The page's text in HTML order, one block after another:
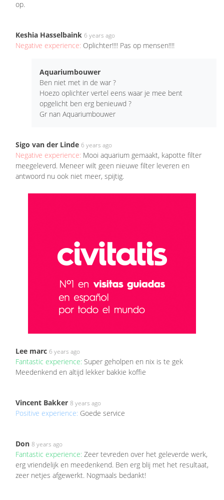
op.
Keshia Hasselbaink 6 years ago
Negative experience: Oplichter!!!! Pas op mensen!!!!
Aquariumbouwer
Ben niet met in de war ?
Hoezo oplichter vertel eens waar je mee bent
opgelicht ben erg benieuwd ?
Gr nan Aquariumbouwer
Sigo van der Linde 6 years ago
Negative experience: Mooi aquarium gemaakt, kapotte filter
meegeleverd. Meneer wilt geen nieuwe filter leveren en
antwoord nu ook niet meer, spijtig.
Lee marc 6 years ago
Fantastic experience: Super geholpen en nix is te gek
Meedenkend en altijd lekker bakkie koffie
Vincent Bakker 8 years ago
Positive experience: Goede service
Don 8 years ago
Fantastic experience: Zeer tevreden over het geleverde werk,
erg vriendelijk en meedenkend. Ben erg blij met het resultaat,
zeer netjes afgewerkt. Nogmaals bedankt!